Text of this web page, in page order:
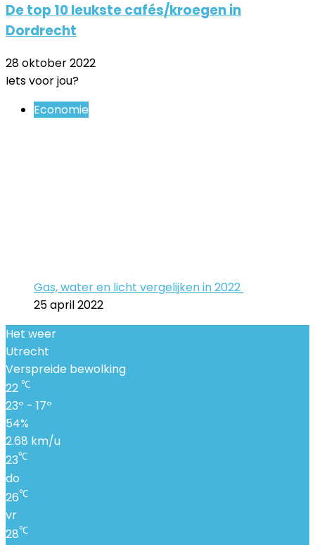
De top 10 leukste cafés/kroegen in
Dordrecht
28 oktober 2022
Iets voor jou?
Close
Economie
Gas, water en licht vergelijken in 2022
25 april 2022
Het weer
Utrecht
Verspreide bewolking
22 ℃
23º - 17º
54%
2.68 km/u
23℃
do
26℃
vr
28℃